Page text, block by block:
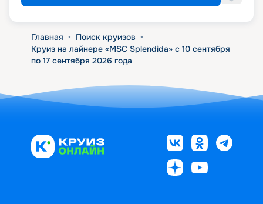
Главная • Поиск круизов •
Круиз на лайнере «MSC Splendida» с 10 сентября
по 17 сентября 2026 года